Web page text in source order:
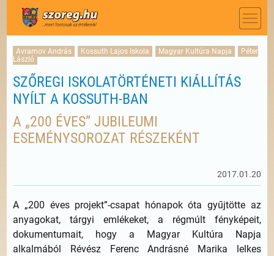
Avramov András Kossuth Lajos Iskola Magyar Kultúra Napja
Péter
László
SZŐREGI ISKOLATÖRTÉNETI KIÁLLÍTÁS
NYÍLT A KOSSUTH-BAN
A „200 ÉVES” JUBILEUMI
ESEMÉNYSOROZAT RÉSZEKÉNT
2017.01.20
A „200 éves projekt”-csapat hónapok óta gyűjtötte az
anyagokat, tárgyi emlékeket, a régmúlt fényképeit,
dokumentumait, hogy a Magyar Kultúra Napja
alkalmából Révész Ferenc Andrásné Marika lelkes